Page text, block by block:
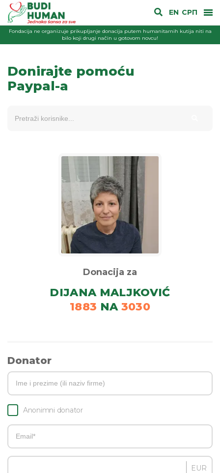
EN СРП
Fondacija ne organizuje prikupljanje donacija putem humanitarnih kutija niti na
bilo koji drugi način u gotovom novcu!
Donirajte pomoću
Paypal-a
Donacija za
DIJANA MALJKOVIĆ
1883 NA 3030
Donator
Anonimni donator
EUR